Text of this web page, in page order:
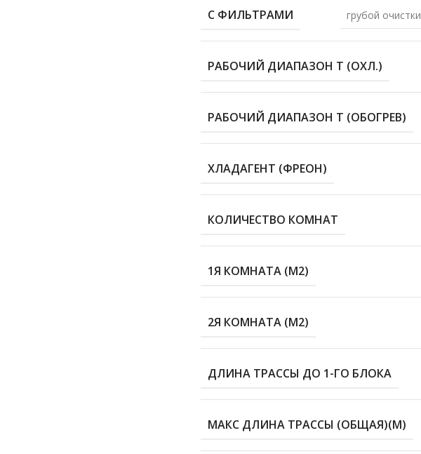
С ФИЛЬТРАМИ грубой очистки
РАБОЧИЙ ДИАПАЗОН T (ОХЛ.)
РАБОЧИЙ ДИАПАЗОН T (ОБОГРЕВ)
ХЛАДАГЕНТ (ФРЕОН)
КОЛИЧЕСТВО КОМНАТ
1Я КОМНАТА (М2)
2Я КОМНАТА (М2)
ДЛИНА ТРАССЫ ДО 1-ГО БЛОКА
МАКС ДЛИНА ТРАССЫ (ОБЩАЯ)(М)